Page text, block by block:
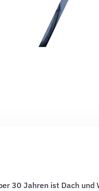
30 Jahren ist Dach